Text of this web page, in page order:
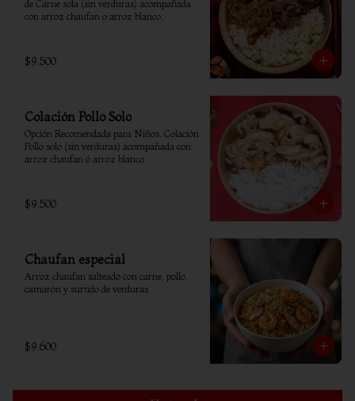
de Carne sola (sin verduras) acompañada
con arroz chaufan o arroz blanco.
$9.500
Colación Pollo Solo
Opción Recomendada para Niños. Colación
Pollo solo (sin verduras) acompañada con
arroz chaufan ó arroz blanco
$9.500
Chaufan especial
Arroz chaufan salteado con carne, pollo,
camarón y surtido de verduras
$9.600